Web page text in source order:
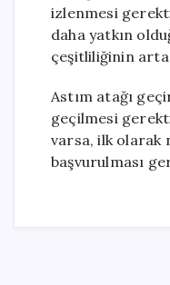
izlenmesi
daha yatkın
çeşitliliğinin
Astım atağı
geçilmesi
varsa, ilk olarak
başvurulması